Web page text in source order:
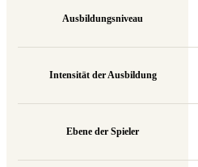
Ausbildungsniveau
Intensität der Ausbildung
Ebene der Spieler